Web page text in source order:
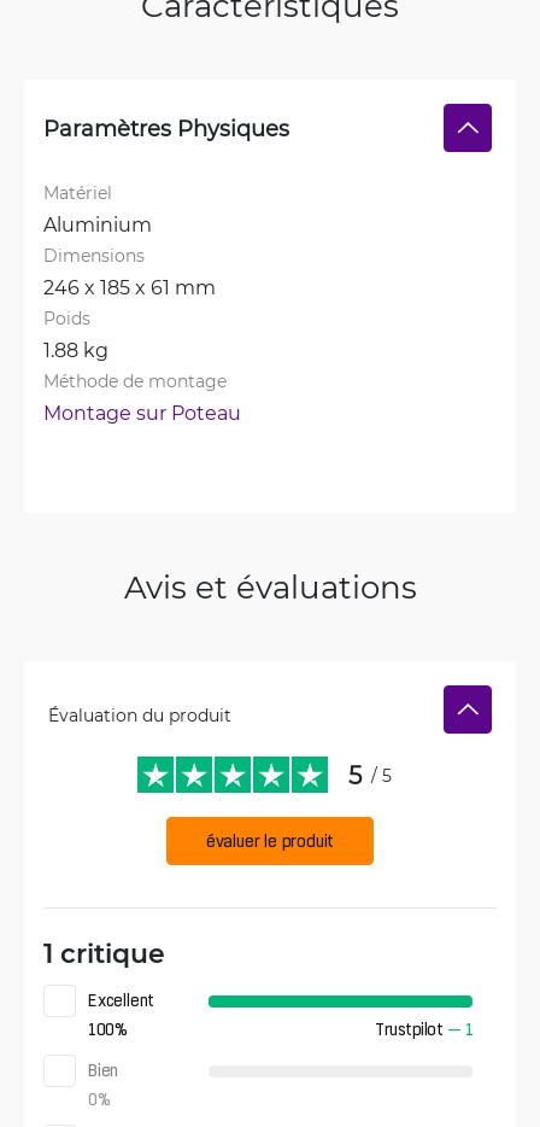
Paramètres Physiques
Matériel
Aluminium
Dimensions
246 x 185 x 61 mm
Poids
1.88 kg
Méthode de montage
Montage sur Poteau
Avis et évaluations
Évaluation du produit
5 / 5
évaluer le produit
1 critique
Excellent
100% Trustpilot — 1
Bien
0%